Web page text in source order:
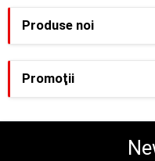
Produse noi
Promoţii